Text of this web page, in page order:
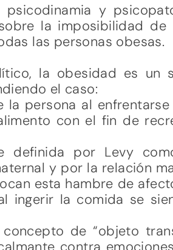
psicodinamia y
la imposibilidad
las personas obesas.
la obesidad es un
el caso:
persona al
con el fin de
definida por Levy
y por la relación
esta hambre de
ingerir la comida se
de “objeto
contra